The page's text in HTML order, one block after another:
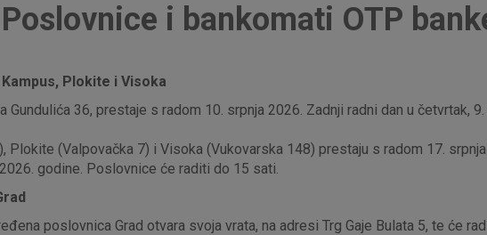
Poslovnice i bankomati OTP
Plokite i Visoka
Gundulića 36, prestaje s radom 10. srpnja 2026. Zadnji radni dan u četvrtak,
(Valpovačka 7) i Visoka (Vukovarska 148) prestaju s radom 17.
godine. Poslovnice će raditi do 15 sati.
poslovnica Grad otvara svoja vrata, na adresi Trg Gaje Bulata 5, te će